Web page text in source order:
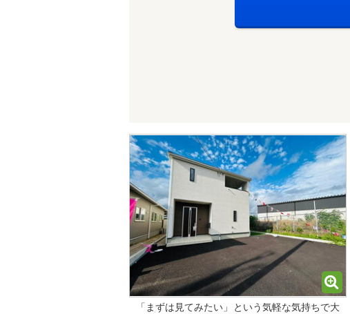
「まずは見てみたい」という気軽な気持ちで大